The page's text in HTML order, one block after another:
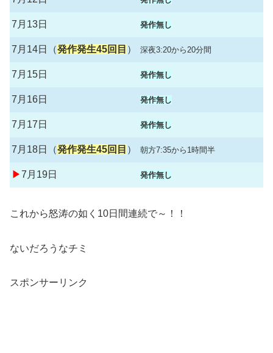
7月13日 発作無し
7月14日（発作発生45回目 ） 深夜3:20から20分間
7月15日 発作無し
7月16日 発作無し
7月17日 発作無し
7月18日（発作発生45回目 ） 朝方7:35から1時間半
▶7月19日 発作無し
これから怒涛の如く10日間連続で～！！
ないだろうなチミ
スポンサーリンク